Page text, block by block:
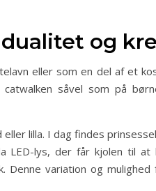
og
eller som en del af et
såvel som på
lilla. I dag findes
LED-lys, der får kjolen til
variation og